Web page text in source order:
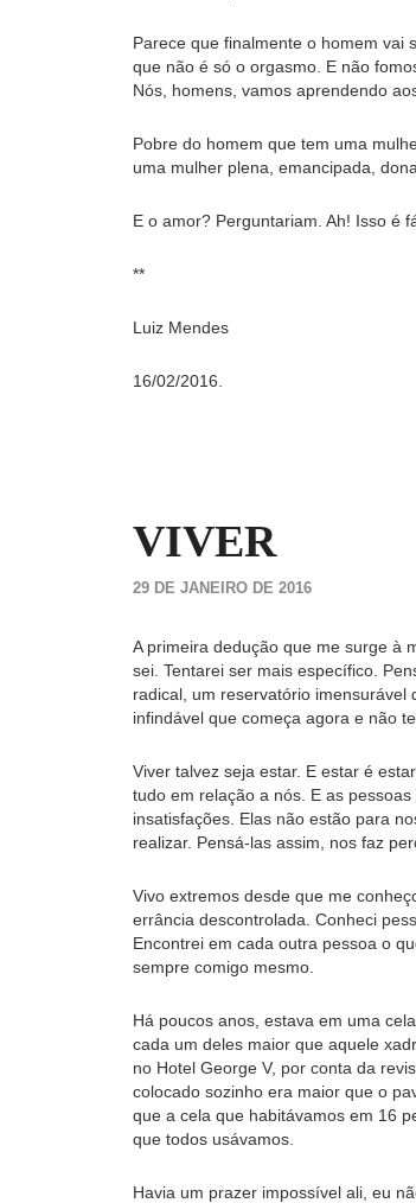
Parece que finalmente o homem vai
que não é só o orgasmo. E não
Nós, homens, vamos aprendendo
Pobre do homem que tem uma
uma mulher plena, emancipada,
E o amor? Perguntariam. Ah! Isso é
**
Luiz Mendes
16/02/2016.
VIVER
29 DE JANEIRO DE 2016
A primeira dedução que me surge à
sei. Tentarei ser mais específico.
radical, um reservatório imensurável
infindável que começa agora e não
Viver talvez seja estar. E estar é
tudo em relação a nós. E as
insatisfações. Elas não estão para
realizar. Pensá-las assim, nos faz
Vivo extremos desde que me
errância descontrolada. Conheci
Encontrei em cada outra pessoa o
sempre comigo mesmo.
Há poucos anos, estava em uma
cada um deles maior que aquele
no Hotel George V, por conta da
colocado sozinho era maior que o
que a cela que habitávamos em 16
que todos usávamos.
Havia um prazer impossível ali, eu